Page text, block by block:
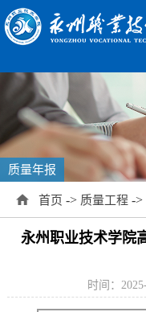
质量年报
首页 -> 质量工程 ->
永州职业技术学院
时间：